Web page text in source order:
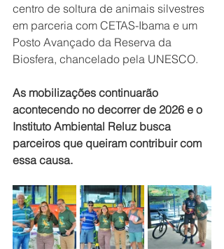
centro de soltura de animais silvestres
em parceria com CETAS-Ibama e um
Posto Avançado da Reserva da
Biosfera, chancelado pela UNESCO.
As mobilizações continuarão
acontecendo no decorrer de 2026 e o
Instituto Ambiental Reluz busca
parceiros que queiram contribuir com
essa causa.